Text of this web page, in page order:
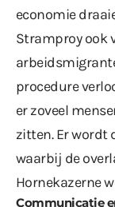
economie
Stramproy ook
procedure
er zoveel
zitten. Er wordt
waarbij de
Hornekazerne
Communicatie